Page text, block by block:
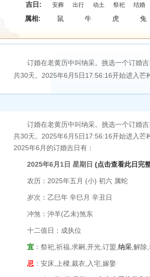
吉日:
安葬 出行 动土 祭祀 结婚
属相: 鼠 牛 虎 兔
订婚在老黄历中叫纳采。挑选一个订婚
共30天。2025年6月5日17:56:16开始进入芒
订婚在老黄历中叫纳采。挑选一个订婚吉
共30天。2025年6月5日17:56:16开始进入芒
2025年6月的订婚吉日有：
2025年6月1日 星期日 (点击查看此日完
农历：2025年五月 (小) 初六 属蛇
岁次：乙巳年 辛巳月 辛丑日
冲煞：沖羊(乙未)煞东
十二值日：成执位
宜 ：祭祀,祈福,求嗣,开光,订盟, 纳采 ,解
忌 ：安床,上樑,裁衣,入宅,嫁娶